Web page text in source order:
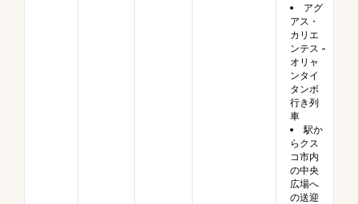
アグ
アス・
カリエ
ンテス -
オリャ
ンタイ
タンボ
行き列
車
駅か
らクス
コ市内
の中央
広場へ
の送迎